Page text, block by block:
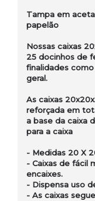
Tampa em
papelão
Nossas caixas
25 docinhos de
finalidades
geral.
As caixas
reforçada em
a base da caixa
para a caixa
- Medidas 20 X
- Caixas de fácil
encaixes.
- Dispensa uso
- As caixas